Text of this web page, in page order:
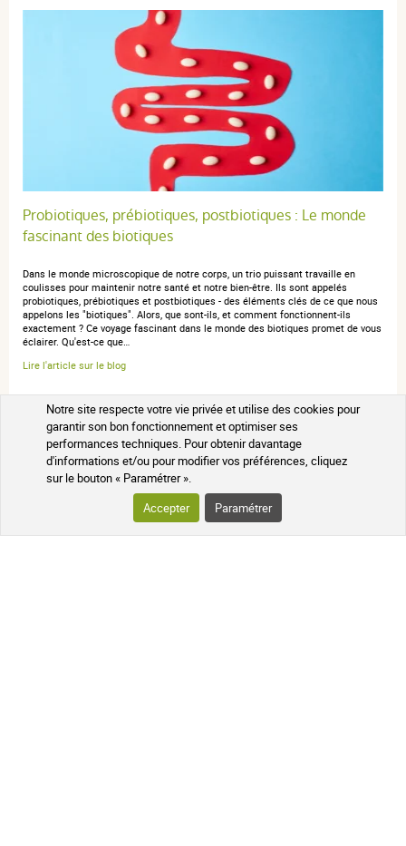
Notre site respecte votre vie privée et utilise des cookies pour
garantir son bon fonctionnement et optimiser ses
performances techniques. Pour obtenir davantage
d'informations et/ou pour modifier vos préférences, cliquez
sur le bouton « Paramétrer ».
Accepter
Paramétrer
Probiotiques, prébiotiques, postbiotiques : Le monde
fascinant des biotiques
Dans le monde microscopique de notre corps, un trio puissant travaille en
coulisses pour maintenir notre santé et notre bien-être. Ils sont appelés
probiotiques, prébiotiques et postbiotiques - des éléments clés de ce que nous
appelons les "biotiques". Alors, que sont-ils, et comment fonctionnent-ils
exactement ? Ce voyage fascinant dans le monde des biotiques promet de vous
éclairer. Qu'est-ce que…
Lire l'article sur le blog